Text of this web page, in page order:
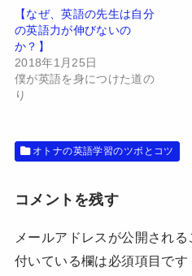
い
ウ
ィ
ン
ド
ウ
で
開
し
て
く
さ
い
(
新
ン
ド
ウ
き
ま
【なぜ、英語の先生は自分
の英語力が伸びないの
か？】
2018年1月25日
僕が英語を身につけた道の
り
オトナの英語学習のツボとコツ
コメントを残す
メールアドレスが公開される
付いている欄は必須項目です